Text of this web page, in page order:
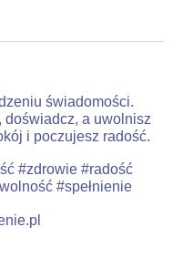
świadomości.
doświadcz, a uwolnisz
i poczujesz radość.
#zdrowie #radość
#spełnienie